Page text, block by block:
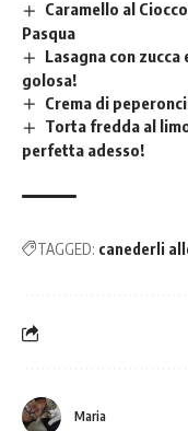
Caramello al
Pasqua
Lasagna con
golosa!
Crema di
Torta fredda al
perfetta adesso!
TAGGED: canederli
Maria